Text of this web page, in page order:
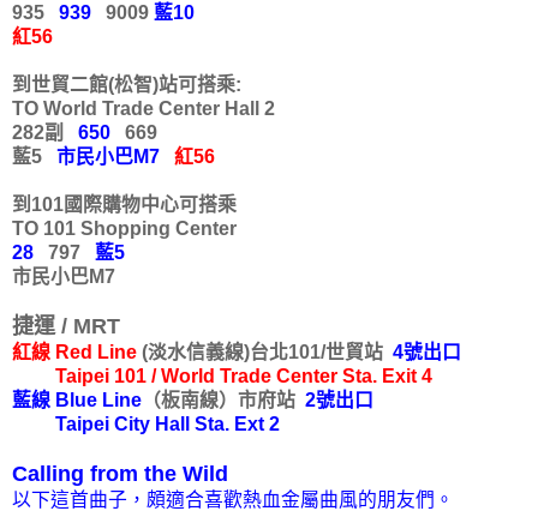
935 939 9009 藍10
紅56
到世貿二館(松智)站可搭乘:
TO World Trade Center Hall 2
282副
650 669
藍5 市民小巴M7 紅56
到101國際購物中心可搭乘
TO 101 Shopping Center
28 797 藍5
市民小巴M7
捷運 / MRT
紅線 Red Line (淡水信義線)台北101/世貿站 4號出口
Taipei 101 / World Trade Center Sta. Exit 4
藍線 Blue Line （板南線）市府站 2號出口
Taipei City Hall Sta. Ext 2
Calling from the Wild
以下這首曲子，頗適合喜歡熱血金屬曲風的朋友們。